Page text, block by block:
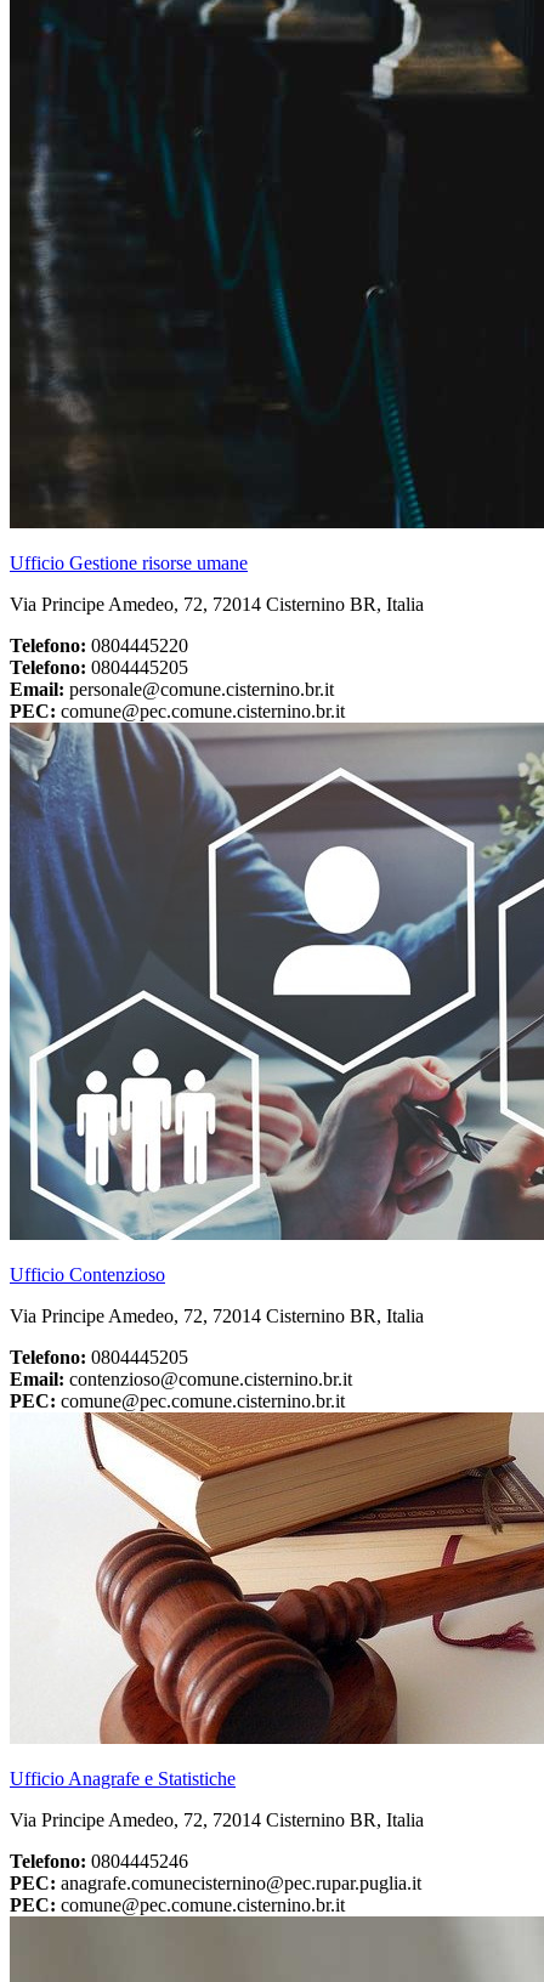
Ufficio Gestione risorse umane
Via Principe Amedeo, 72, 72014 Cisternino BR, Italia
Telefono: 0804445220
Telefono: 0804445205
Email: personale@comune.cisternino.br.it
PEC: comune@pec.comune.cisternino.br.it
Ufficio Contenzioso
Via Principe Amedeo, 72, 72014 Cisternino BR, Italia
Telefono: 0804445205
Email: contenzioso@comune.cisternino.br.it
PEC: comune@pec.comune.cisternino.br.it
Ufficio Anagrafe e Statistiche
Via Principe Amedeo, 72, 72014 Cisternino BR, Italia
Telefono: 0804445246
PEC: anagrafe.comunecisternino@pec.rupar.puglia.it
PEC: comune@pec.comune.cisternino.br.it